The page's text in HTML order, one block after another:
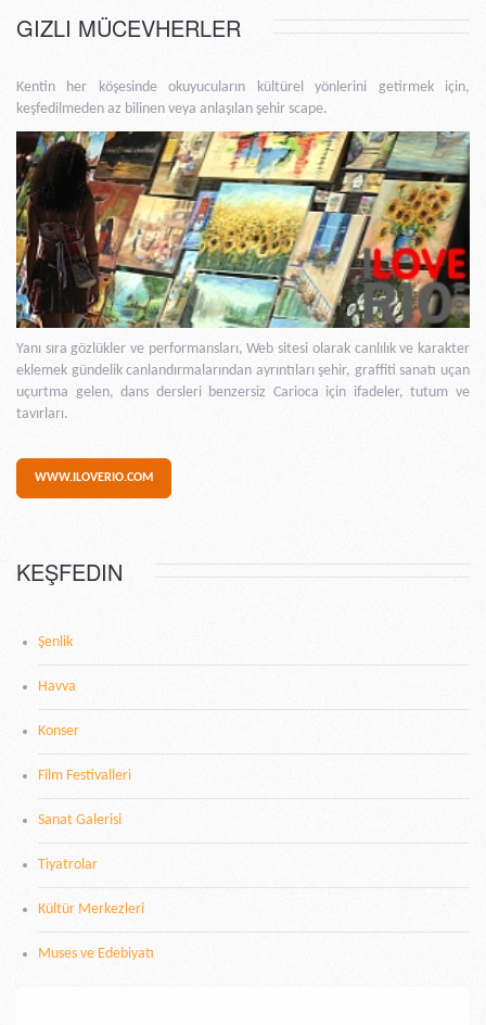
GIZLI MÜCEVHERLER
Kentin her köşesinde okuyucuların kültürel yönlerini getirmek için,
keşfedilmeden az bilinen veya anlaşılan şehir scape.
Yanı sıra gözlükler ve performansları, Web sitesi olarak canlılık ve karakter
eklemek gündelik canlandırmalarından ayrıntıları şehir, graffiti sanatı uçan
uçurtma gelen, dans dersleri benzersiz Carioca için ifadeler, tutum ve
tavırları.
WWW.ILOVERIO.COM
KEŞFEDIN
Şenlik
Havva
Konser
Film Festivalleri
Sanat Galerisi
Tiyatrolar
Kültür Merkezleri
Muses ve Edebiyatı